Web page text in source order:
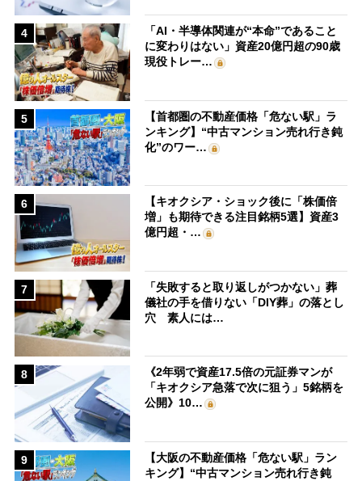
4
「AI・半導体関連が“本命”であること
に変わりはない」資産20億円超の90歳
現役トレー…
5
【首都圏の不動産価格「危ない駅」ラ
ンキング】“中古マンション売れ行き鈍
化”のワー…
6
【キオクシア・ショック後に「株価倍
増」も期待できる注目銘柄5選】資産3
億円超・…
7
「失敗すると取り返しがつかない」葬
儀社の手を借りない「DIY葬」の落とし
穴 素人には…
8
《2年弱で資産17.5倍の元証券マンが
「キオクシア急落で次に狙う」5銘柄を
公開》10…
9
【大阪の不動産価格「危ない駅」ラン
キング】“中古マンション売れ行き鈍